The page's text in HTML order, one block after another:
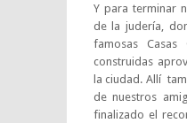
Y para terminar
de la judería,
famosas Casas
construidas
la ciudad. Allí
de nuestros
finalizado el